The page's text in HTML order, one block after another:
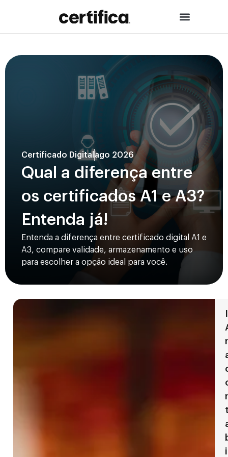
Certificado Digital ago 2026
Qual a diferença entre
os certificados A1 e A3?
Entenda já!
Entenda a diferença entre certificado digital A1 e
A3, compare validade, armazenamento e uso
para escolher a opção ideal para você.
I
i